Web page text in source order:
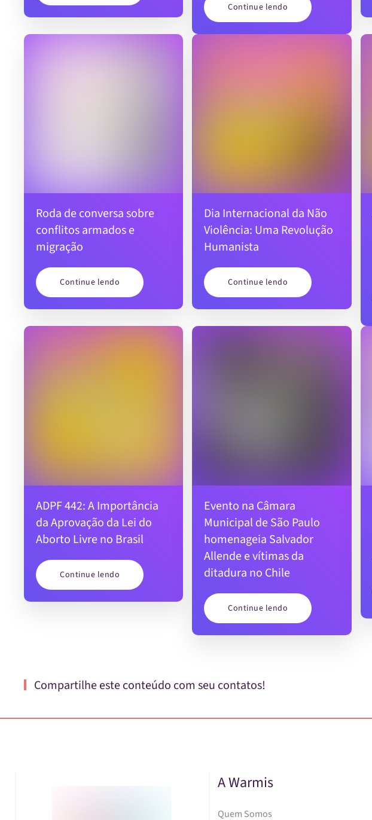
Continue lendo
Roda de conversa sobre
conflitos armados e
migração
Continue lendo
Dia Internacional da Não
Violência: Uma Revolução
Humanista
Continue lendo
ADPF 442: A Importância
da Aprovação da Lei do
Aborto Livre no Brasil
Continue lendo
Evento na Câmara
Municipal de São Paulo
homenageia Salvador
Allende e vítimas da
ditadura no Chile
Continue lendo
Compartilhe este conteúdo com seu contatos!
A Warmis
Quem Somos